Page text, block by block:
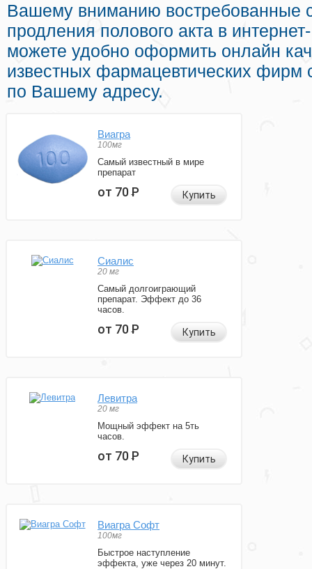
Вашему вниманию востребованные
продления полового акта в
можете удобно оформить онлайн
известных фармацевтических фирм
по Вашему адресу.
Виагра
100мг
Самый известный в мире
препарат
от 70Р Купить
Сиалис
20 мг
Самый долгоиграющий
препарат. Эффект до 36
часов.
от 70Р Купить
Левитра
20 мг
Мощный эффект на 5ть
часов.
от 70Р Купить
Виагра Софт
100мг
Быстрое наступление
эффекта, уже через 20 минут.